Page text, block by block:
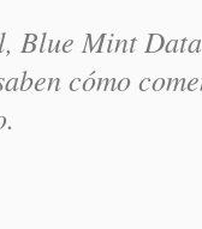
Blue Mint
cómo